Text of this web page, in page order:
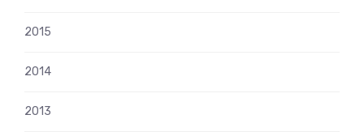
2015
2014
2013